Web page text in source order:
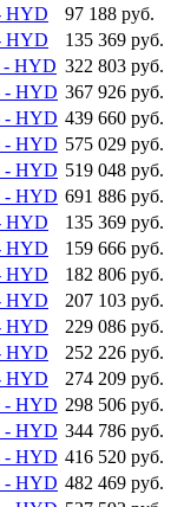
HYD
97 188 руб.
HYD
135 369 руб.
- HYD 322 803 руб.
- HYD 367 926 руб.
- HYD 439 660 руб.
- HYD 575 029 руб.
- HYD 519 048 руб.
- HYD 691 886 руб.
HYD
135 369 руб.
HYD
159 666 руб.
HYD
182 806 руб.
HYD
207 103 руб.
HYD
229 086 руб.
HYD
252 226 руб.
HYD
274 209 руб.
- HYD 298 506 руб.
- HYD 344 786 руб.
- HYD 416 520 руб.
- HYD 482 469 руб.